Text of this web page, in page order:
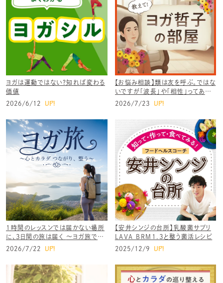
ヨガは運動ではない？知れば変わる
価値
2026/6/12
UP!
【お悩み相談】類は友を呼ぶ。ではな
いですが「波長」や「相性」ってある
んでしょうか？
2026/7/23 UP!
1時間のレッスンでは届かない場所
に、3日間の旅は届く 〜ヨガ旅で起
きること〜
2026/7/22 UP!
【安井シンジの台所】乳酸菌サプリ
LAVA BRM1.3と整う菌活レシピ
2025/12/9
UP!